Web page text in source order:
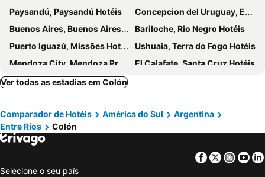
Paysandú, Paysandú Hotéis
Concepcion del Uruguay, Entre Ríos Hotéis
Buenos Aires, Buenos Aires Province Hotéis
Bariloche, Rio Negro Hotéis
Puerto Iguazú, Missões Hotéis
Ushuaia, Terra do Fogo Hotéis
Mendoza City, Mendoza Province Hotéis
El Calafate, Santa Cruz Hotéis
Posadas, Missões Hotéis
Ver todas as estadias em Colón
Comparador de Hotéis América do Sul
Argentina
Entre Ríos
Colón
Facebook
Twitter
Selecione o seu país